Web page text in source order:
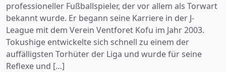
professioneller Fußballspieler, der vor allem als Torwart
bekannt wurde. Er begann seine Karriere in der J-
League mit dem Verein Ventforet Kofu im Jahr 2003.
Tokushige entwickelte sich schnell zu einem der
auffälligsten Torhüter der Liga und wurde für seine
Reflexe und […]